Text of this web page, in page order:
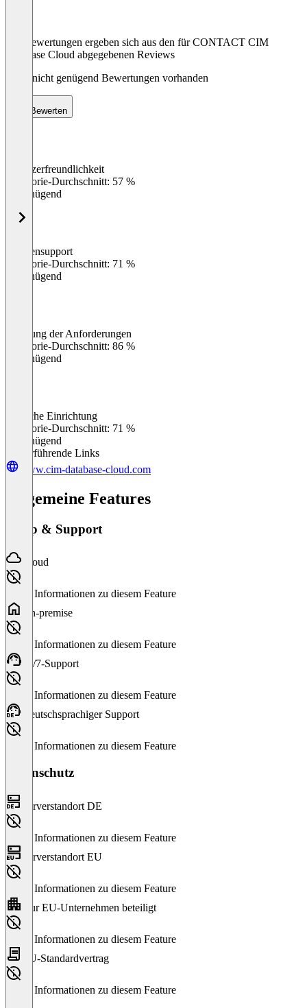
Die Bewertungen ergeben sich aus den für CONTACT CIM
Database Cloud abgegebenen Reviews
Noch nicht genügend Bewertungen vorhanden
Bewerten
Benutzerfreundlichkeit
Kategorie-Durchschnitt: 57 %
Ungenügend
Kundensupport
Kategorie-Durchschnitt: 71 %
Ungenügend
Erfüllung der Anforderungen
Kategorie-Durchschnitt: 86 %
Ungenügend
Einfache Einrichtung
Kategorie-Durchschnitt: 71 %
Ungenügend
Weiterführende Links
www.cim-database-cloud.com
Allgemeine Features
Setup & Support
Cloud
Keine Informationen zu diesem Feature
On-premise
Keine Informationen zu diesem Feature
24/7-Support
Keine Informationen zu diesem Feature
Deutschsprachiger Support
Keine Informationen zu diesem Feature
Datenschutz
Serverstandort DE
Keine Informationen zu diesem Feature
Serverstandort EU
Keine Informationen zu diesem Feature
Nur EU-Unternehmen beteiligt
Keine Informationen zu diesem Feature
EU-Standardvertrag
Keine Informationen zu diesem Feature